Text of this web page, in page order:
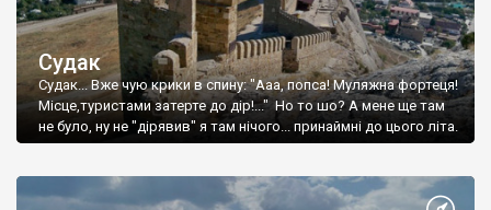
Судак
Судак... Вже чую крики в спину: "Ааа, попса! Муляжна фортеця!
Місце,туристами затерте до дір!..." Но то шо? А мене ще там
не було, ну не "дірявив" я там нічого... принаймні до цього літа.